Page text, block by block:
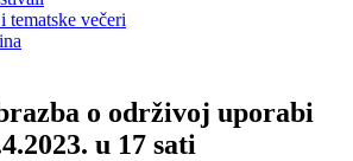
tematske večeri
o održivoj uporabi
u 17 sati